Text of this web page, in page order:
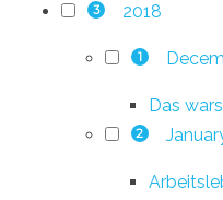
3 2018
1
Das
2